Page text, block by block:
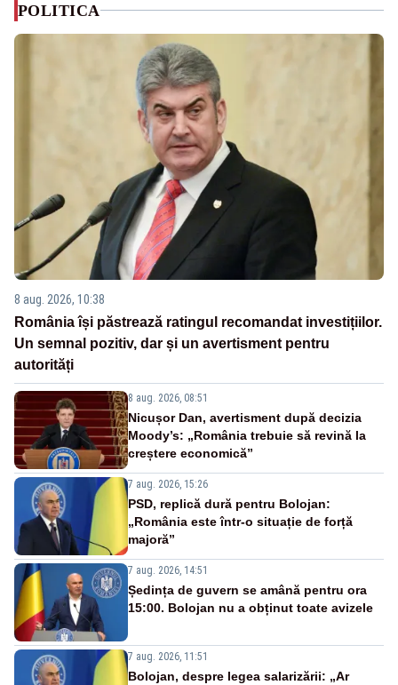
POLITICA
8 aug. 2026, 10:38
România își păstrează ratingul recomandat investițiilor.
Un semnal pozitiv, dar și un avertisment pentru
autorități
8 aug. 2026, 08:51
Nicușor Dan, avertisment după decizia
Moody’s: „România trebuie să revină la
creștere economică”
7 aug. 2026, 15:26
PSD, replică dură pentru Bolojan:
„România este într-o situație de forță
majoră”
7 aug. 2026, 14:51
Ședința de guvern se amână pentru ora
15:00. Bolojan nu a obținut toate avizele
7 aug. 2026, 11:51
Bolojan, despre legea salarizării: „Ar